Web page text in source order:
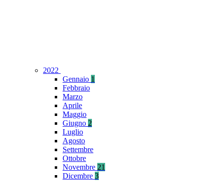
2022
Gennaio 1
Febbraio
Marzo
Aprile
Maggio
Giugno 2
Luglio
Agosto
Settembre
Ottobre
Novembre 21
Dicembre 3